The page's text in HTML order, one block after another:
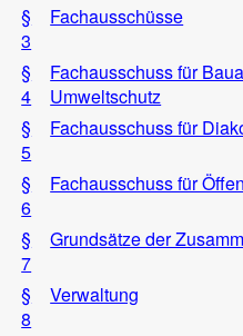
§
3
Fachausschüsse
§
4
Fachausschuss für
Umweltschutz
§
5
Fachausschuss für
§
6
Fachausschuss für
§
7
Grundsätze der
§
8
Verwaltung